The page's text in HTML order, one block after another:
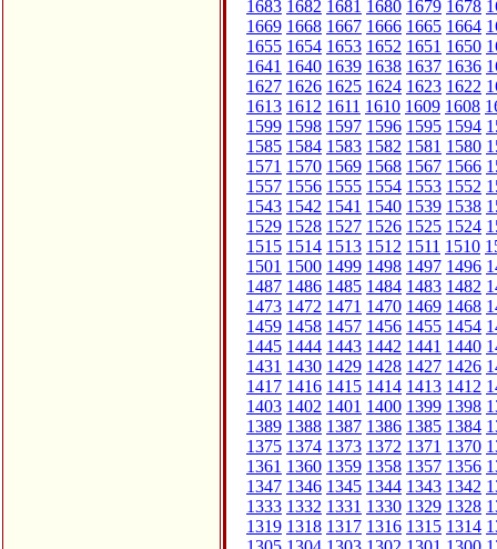
1683 1682 1681 1680 1679 1678
1669 1668 1667 1666 1665 1664
1655 1654 1653 1652 1651 1650
1641 1640 1639 1638 1637 1636
1627 1626 1625 1624 1623 1622
1613 1612 1611 1610 1609 1608
1599 1598 1597 1596 1595 1594
1585 1584 1583 1582 1581 1580
1571 1570 1569 1568 1567 1566
1557 1556 1555 1554 1553 1552
1543 1542 1541 1540 1539 1538
1529 1528 1527 1526 1525 1524
1515 1514 1513 1512 1511 1510
1501 1500 1499 1498 1497 1496
1487 1486 1485 1484 1483 1482
1473 1472 1471 1470 1469 1468
1459 1458 1457 1456 1455 1454
1445 1444 1443 1442 1441 1440
1431 1430 1429 1428 1427 1426
1417 1416 1415 1414 1413 1412
1403 1402 1401 1400 1399 1398
1389 1388 1387 1386 1385 1384
1375 1374 1373 1372 1371 1370
1361 1360 1359 1358 1357 1356
1347 1346 1345 1344 1343 1342
1333 1332 1331 1330 1329 1328
1319 1318 1317 1316 1315 1314